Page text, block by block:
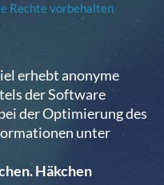
Rechte vorbehalten
erhebt anonyme
der Software
der Optimierung des
unter
Häkchen